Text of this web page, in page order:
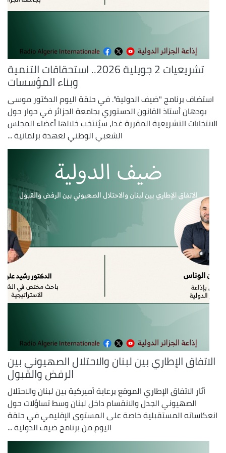
تشريعيات 2 جويلية 2026.. استحقاقات التنمية
وبناء المؤسسات
استضاف برنامج "ضيف الدولية". في حلقة اليوم الدكتور موسى
بودهان أستاذ القانون الدستوري بجامعة الجزائر في حوار حول
الانتخابات التشريعية المقررة غدا، سيُنتخب خلالها أعضاء المجلس
الشعبي الوطني لعهدة برلمانية ...
الاتفاق الإطاري بين لبنان والاحتلال الصهيوني بين
الرفض والقبول
أثار الاتفاق الإطاري الموقع برعاية أميركية بين لبنان والاحتلال
الصهيوني الجدل والانقسام داخل لبنان وسط تساؤلات حول
انعكاساته المستقبلية خاصة على المستوى الإقليمي في حلقة
اليوم من برنامج ضيف الدولية ...